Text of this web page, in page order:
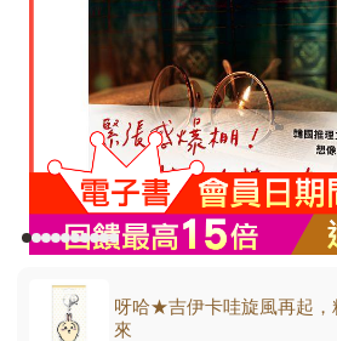
呀哈★吉伊卡哇旋風再起，
來